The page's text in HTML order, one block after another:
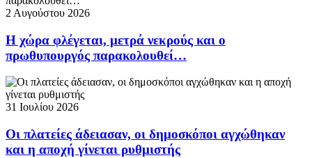
2 Αυγούστου 2026
Η χώρα φλέγεται, μετρά νεκρούς και ο
πρωθυπουργός παρακολουθεί…
31 Ιουλίου 2026
Οι πλατείες άδειασαν, οι δημοσκόποι αγχώθηκαν
και η αποχή γίνεται ρυθμιστής